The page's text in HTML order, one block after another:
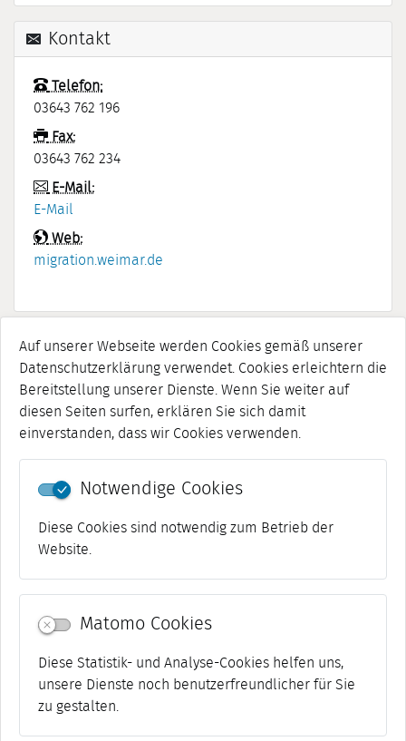
Auf unserer Webseite werden Cookies gemäß unserer
Datenschutzerklärung verwendet. Cookies erleichtern die
Bereitstellung unserer Dienste. Wenn Sie weiter auf
diesen Seiten surfen, erklären Sie sich damit
einverstanden, dass wir Cookies verwenden.
Notwendige Cookies
Diese Cookies sind notwendig zum Betrieb der
Website.
Matomo Cookies
Diese Statistik- und Analyse-Cookies helfen uns,
unsere Dienste noch benutzerfreundlicher für Sie
zu gestalten.
Kontakt
Telefon:
03643 762 196
Fax:
03643 762 234
E-Mail:
E-Mail
Web:
migration.weimar.de
Ämter/Abteilungen
Ausländerbehörde
zurück